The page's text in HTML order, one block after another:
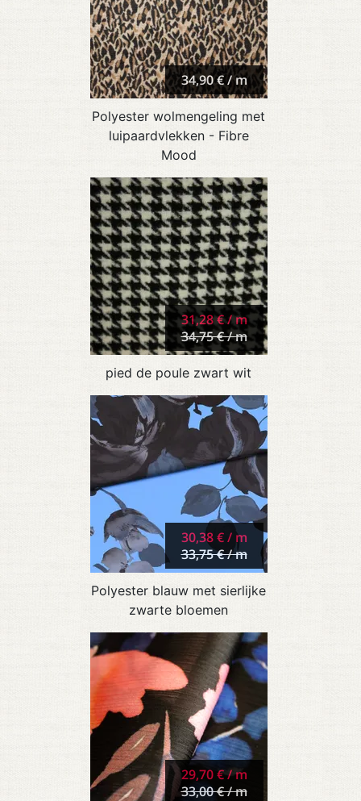
34,90 € / m
Polyester wolmengeling met
luipaardvlekken - Fibre
Mood
31,28 € / m
34,75 € / m
pied de poule zwart wit
30,38 € / m
33,75 € / m
Polyester blauw met sierlijke
zwarte bloemen
29,70 € / m
33,00 € / m